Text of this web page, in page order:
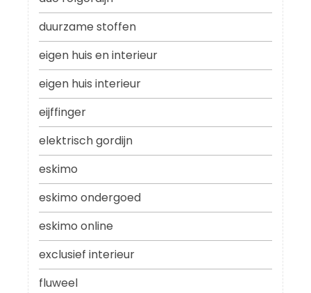
duurzame stoffen
eigen huis en interieur
eigen huis interieur
eijffinger
elektrisch gordijn
eskimo
eskimo ondergoed
eskimo online
exclusief interieur
fluweel